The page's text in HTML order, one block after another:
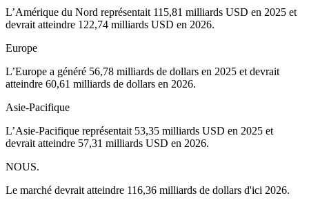
L’Amérique du Nord représentait 115,81 milliards USD en 2025 et
devrait atteindre 122,74 milliards USD en 2026.
Europe
L’Europe a généré 56,78 milliards de dollars en 2025 et devrait
atteindre 60,61 milliards de dollars en 2026.
Asie-Pacifique
L’Asie-Pacifique représentait 53,35 milliards USD en 2025 et
devrait atteindre 57,31 milliards USD en 2026.
NOUS.
Le marché devrait atteindre 116,36 milliards de dollars d'ici 2026.